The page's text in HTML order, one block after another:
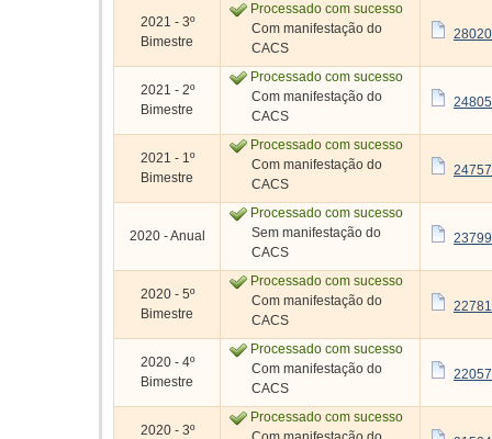
2021 - 3º
Bimestre
Processado com sucesso
Com manifestação do
CACS
2021 - 2º
Bimestre
Processado com sucesso
Com manifestação do
CACS
2021 - 1º
Bimestre
Processado com sucesso
Com manifestação do
CACS
2020 - Anual
Processado com sucesso
Sem manifestação do
CACS
2020 - 5º
Bimestre
Processado com sucesso
Com manifestação do
CACS
2020 - 4º
Bimestre
Processado com sucesso
Com manifestação do
CACS
2020 - 3º
Processado com sucesso